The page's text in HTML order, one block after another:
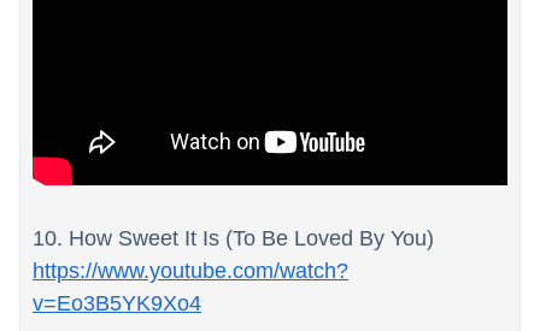
10. How Sweet It Is (To Be Loved By You)
https://www.youtube.com/watch?
v=Eo3B5YK9Xo4